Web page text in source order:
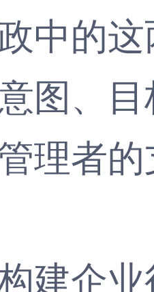
中的
图、
理者
企业